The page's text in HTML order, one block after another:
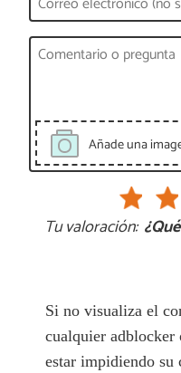
Añade una
Tu valoración:
Si no visualiza el
cualquier adblocker
estar impidiendo su